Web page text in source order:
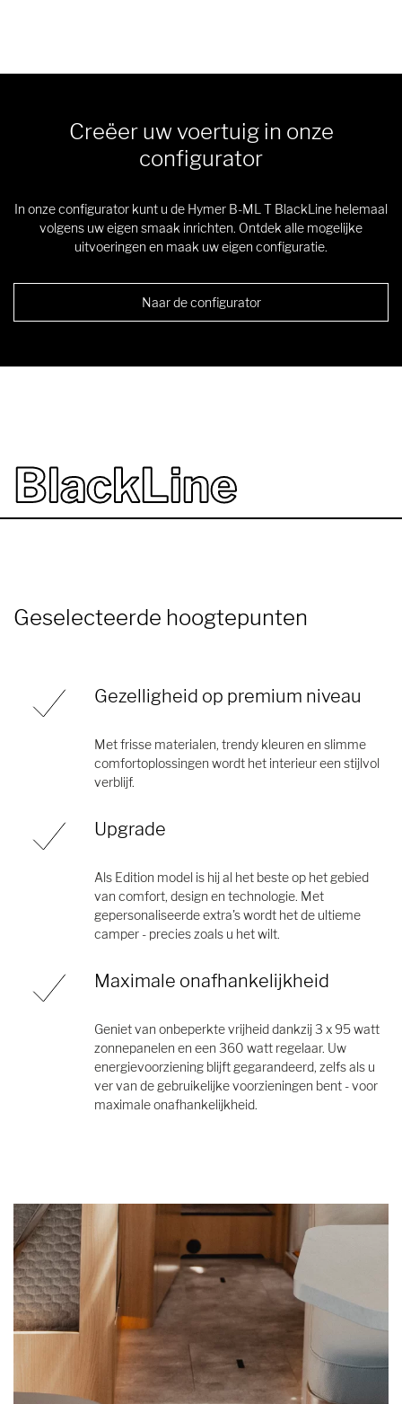
Creëer uw voertuig in onze
configurator
In onze configurator kunt u de Hymer B-ML T BlackLine helemaal
volgens uw eigen smaak inrichten. Ontdek alle mogelijke
uitvoeringen en maak uw eigen configuratie.
Naar de configurator
BlackLine
Geselecteerde hoogtepunten
Gezelligheid op premium niveau
Met frisse materialen, trendy kleuren en slimme
comfortoplossingen wordt het interieur een stijlvol
verblijf.
Upgrade
Als Edition model is hij al het beste op het gebied
van comfort, design en technologie. Met
gepersonaliseerde extra's wordt het de ultieme
camper - precies zoals u het wilt.
Maximale onafhankelijkheid
Geniet van onbeperkte vrijheid dankzij 3 x 95 watt
zonnepanelen en een 360 watt regelaar. Uw
energievoorziening blijft gegarandeerd, zelfs als u
ver van de gebruikelijke voorzieningen bent - voor
maximale onafhankelijkheid.